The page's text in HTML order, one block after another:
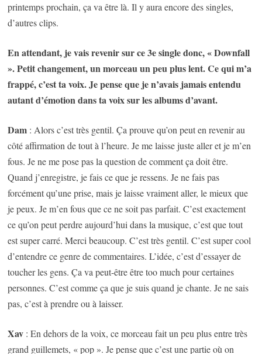
printemps prochain, ça va être là. Il y aura encore des singles,
d’autres clips.
En attendant, je vais revenir sur ce 3e single donc, « Downfall
». Petit changement, un morceau un peu plus lent. Ce qui m’a
frappé, c’est ta voix.Je pense que je n’avais jamais entendu
autant d’émotion dans ta voix sur les albums d’avant.
Dam : Alors c’est très gentil. Ça prouve qu’on peut en revenir au
côté affirmation de tout à l’heure. Je me laisse juste aller et je m’en
fous. Je ne me pose pas la question de comment ça doit être.
Quand j’enregistre, je fais ce que je ressens. Je ne fais pas
forcément qu’une prise, mais je laisse vraiment aller, le mieux que
je peux. Je m’en fous que ce ne soit pas parfait. C’est exactement
ce qu’on peut perdre aujourd’hui dans la musique, c’est que tout
est super carré. Merci beaucoup. C’est très gentil. C’est super cool
d’entendre ce genre de commentaires. L’idée, c’est d’essayer de
toucher les gens. Ça va peut-être être too much pour certaines
personnes. C’est comme ça que je suis quand je chante. Je ne sais
pas, c’est à prendre ou à laisser.
Xav : En dehors de la voix, ce morceau fait un peu plus entre très
grand guillemets, « pop ». Je pense que c’est une partie où on